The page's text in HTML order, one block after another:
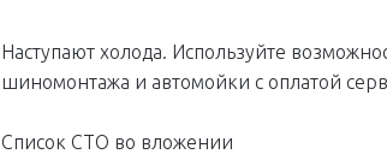
Наступают холода. Используйте
шиномонтажа и автомойки с оплатой
Список СТО во вложении